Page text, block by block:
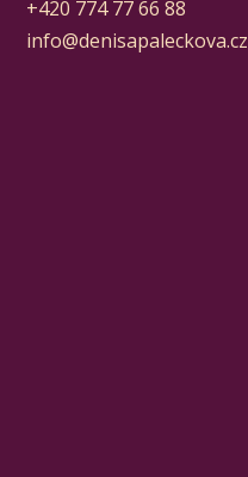
+420 774 77 66 88
info@denisapaleckova.cz